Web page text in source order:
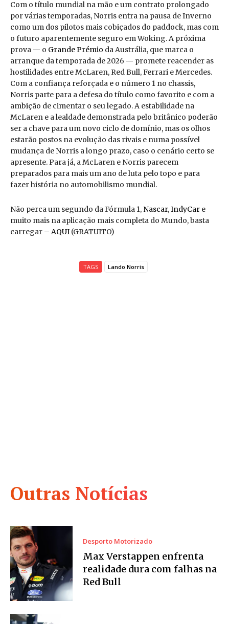
Outras Notícias
Desporto Motorizado
Max Verstappen enfrenta
realidade dura com falhas na
Red Bull
Com o título mundial na mão e um contrato prolongado
por várias temporadas, Norris entra na pausa de Inverno
como um dos pilotos mais cobiçados do paddock, mas com
o futuro aparentemente seguro em Woking. A próxima
prova — o Grande Prémio da Austrália, que marca o
arranque da temporada de 2026 — promete reacender as
hostilidades entre McLaren, Red Bull, Ferrari e Mercedes.
Com a confiança reforçada e o número 1 no chassis,
Norris parte para a defesa do título como favorito e com a
ambição de cimentar o seu legado. A estabilidade na
McLaren e a lealdade demonstrada pelo britânico poderão
ser a chave para um novo ciclo de domínio, mas os olhos
estarão postos na evolução das rivais e numa possível
mudança de Norris a longo prazo, caso o cenário certo se
apresente. Para já, a McLaren e Norris parecem
preparados para mais um ano de luta pelo topo e para
fazer história no automobilismo mundial.
Não perca um segundo da Fórmula 1, Nascar,IndyCar e
muito mais na aplicação mais completa do Mundo, basta
carregar – AQUI (GRATUITO)
TAGS Lando Norris